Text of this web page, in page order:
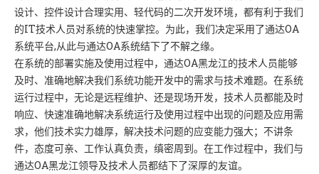
设计、控件设计合理实用、轻代码的二次开发环境，都有利于我们
的IT技术人员对系统的快速掌控。为此，我们决定采用了通达OA
系统平台,从此与通达OA系统结下了不解之缘。
在系统的部署实施及使用过程中，通达OA黑龙江的技术人员能够
及时、准确地解决我们系统功能开发中的需求与技术难题。在系统
运行过程中，无论是远程维护、还是现场开发，技术人员都能及时
响应、快速准确地解决系统运行及使用过程中出现的问题及应用需
求，他们技术实力雄厚，解决技术问题的应变能力强大；不讲条
件，态度可亲、工作认真负责，缜密周到。在工作过程中，我们与
通达OA黑龙江领导及技术人员都结下了深厚的友谊。